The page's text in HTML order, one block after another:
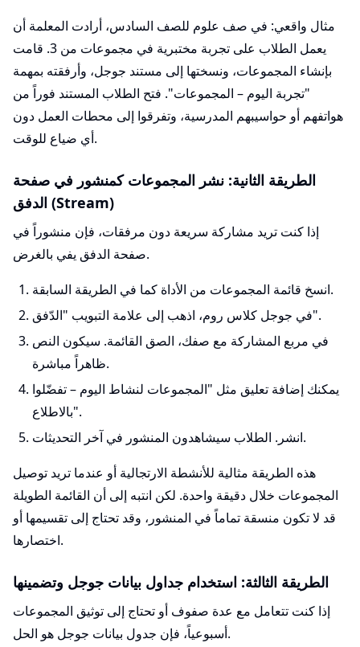
مثال واقعي: في صف علوم للصف السادس، أرادت المعلمة أن
يعمل الطلاب على تجربة مختبرية في مجموعات من 3. قامت
بإنشاء المجموعات، ونسختها إلى مستند جوجل، وأرفقته بمهمة
"تجربة اليوم – المجموعات". فتح الطلاب المستند فوراً من
هواتفهم أو حواسيبهم المدرسية، وتفرقوا إلى محطات العمل دون
أي ضياع للوقت.
الطريقة الثانية: نشر المجموعات كمنشور في صفحة
الدفق (Stream)
إذا كنت تريد مشاركة سريعة دون مرفقات، فإن منشوراً في
صفحة الدفق يفي بالغرض.
انسخ قائمة المجموعات من الأداة كما في الطريقة السابقة.
في جوجل كلاس روم، اذهب إلى علامة التبويب "الدّفق".
في مربع المشاركة مع صفك، الصق القائمة. سيكون النص
ظاهراً مباشرة.
يمكنك إضافة تعليق مثل "المجموعات لنشاط اليوم – تفضّلوا
بالاطلاع".
انشر. الطلاب سيشاهدون المنشور في آخر التحديثات.
هذه الطريقة مثالية للأنشطة الارتجالية أو عندما تريد توصيل
المجموعات خلال دقيقة واحدة. لكن انتبه إلى أن القائمة الطويلة
قد لا تكون منسقة تماماً في المنشور، وقد تحتاج إلى تقسيمها أو
اختصارها.
الطريقة الثالثة: استخدام جداول بيانات جوجل وتضمينها
إذا كنت تتعامل مع عدة صفوف أو تحتاج إلى توثيق المجموعات
أسبوعياً، فإن جدول بيانات جوجل هو الحل.